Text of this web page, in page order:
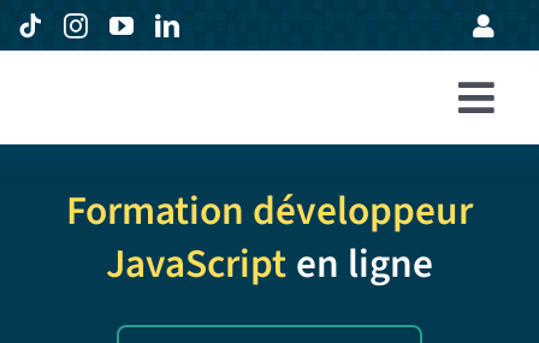
Passer
au
Formations
Entreprises
Avis
Formation développeur
JavaScripten ligne